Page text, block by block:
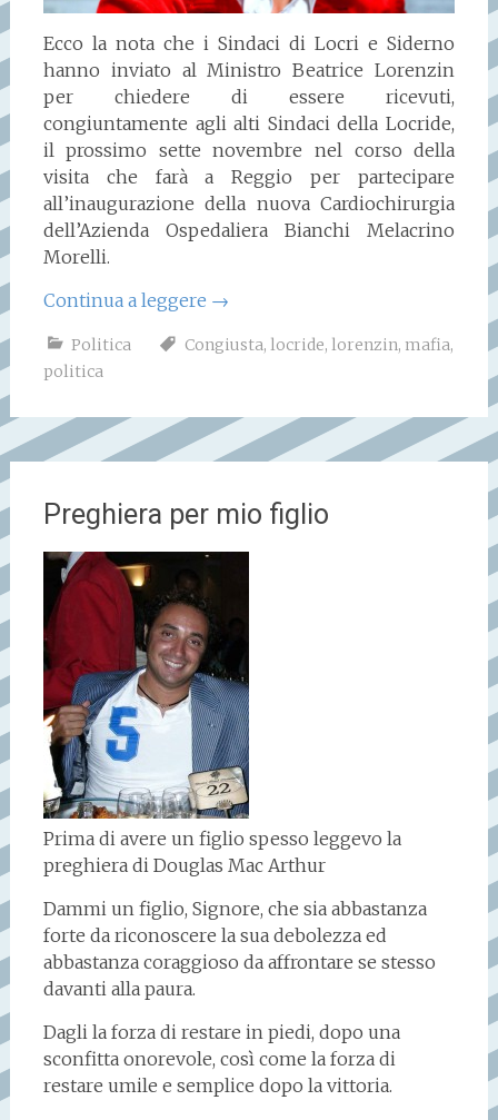
Ecco la nota che i Sindaci di Locri e Siderno
hanno inviato al Ministro Beatrice Lorenzin
per chiedere di essere ricevuti,
congiuntamente agli alti Sindaci della Locride,
il prossimo sette novembre nel corso della
visita che farà a Reggio per partecipare
all’inaugurazione della nuova Cardiochirurgia
dell’Azienda Ospedaliera Bianchi Melacrino
Morelli.
Continua a leggere →
Politica Congiusta, locride, lorenzin, mafia,
politica
Preghiera per mio figlio
Prima di avere un figlio spesso leggevo la
preghiera di Douglas Mac Arthur
Dammi un figlio, Signore, che sia abbastanza
forte da riconoscere la sua debolezza ed
abbastanza coraggioso da affrontare se stesso
davanti alla paura.
Dagli la forza di restare in piedi, dopo una
sconfitta onorevole, così come la forza di
restare umile e semplice dopo la vittoria.